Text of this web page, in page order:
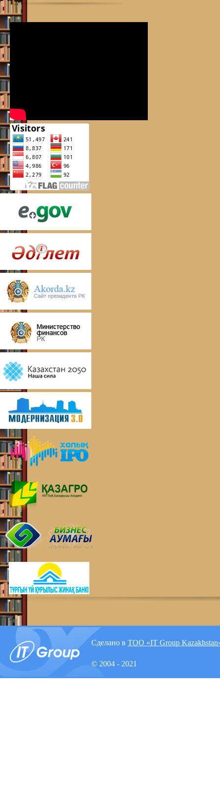
Сделано в ТОО «IT Group
© 2004 - 2021